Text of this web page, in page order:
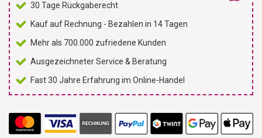
30 Tage Rückgaberecht
Kauf auf Rechnung - Bezahlen in 14 Tagen
Mehr als 700.000 zufriedene Kunden
Ausgezeichneter Service & Beratung
Fast 30 Jahre Erfahrung im Online-Handel